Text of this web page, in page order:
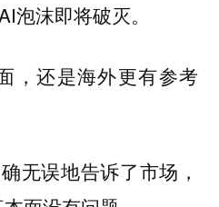
泡沫即将破灭。
，还是海外更有参考
无误地告诉了市场，